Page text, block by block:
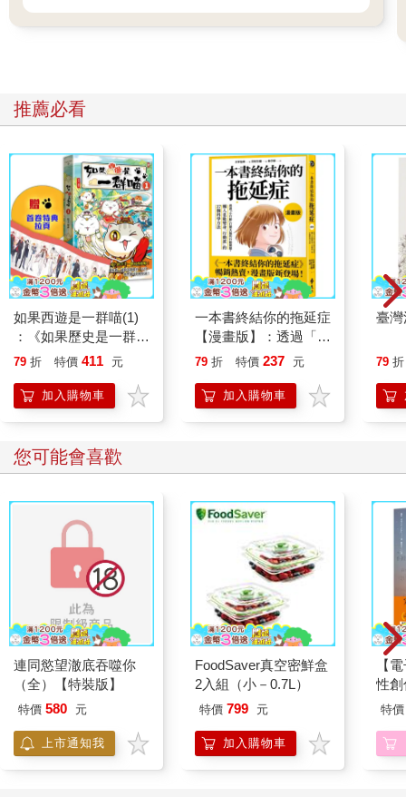
推薦必看
如果西遊是一群喵(1)
：《如果歷史是一群
喵》作者最新力作，附
79 折 特價 411 元
加入購物車
一本書終結你的拖延症
【漫畫版】：透過「小
行動」打開大腦的行動
「行動派」的37個科
學方法
79 折 特價 237 元
加入購物車
臺
79 折
您可能會喜歡
連同慾望澈底吞噬你
（全）【特裝版】
特價 580 元
上市通知我
FoodSaver真空密鮮盒
2入組（小－0.7L）
特價 799 元
加入購物車
【
性
我
特價